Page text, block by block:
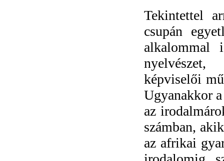
Tekintettel
csupán
alkalommal
képviselői
Ugyanakkor
az
számban,
az afrikai